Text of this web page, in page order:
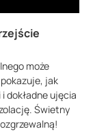
może
jak
dokładne ujęcia
Świetny